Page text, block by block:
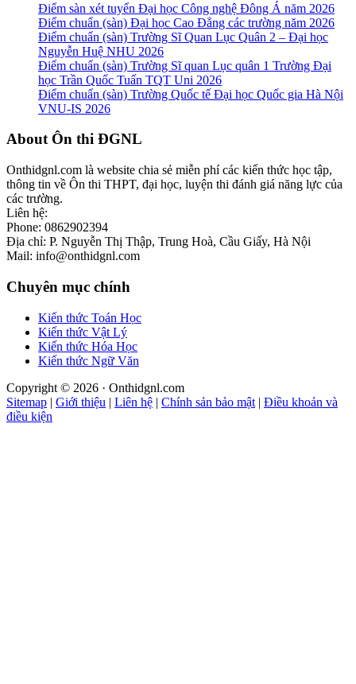
Điểm sàn xét tuyển Đại học Công nghệ Đông Á năm 2026
Điểm chuẩn (sàn) Đại học Cao Đẳng các trường năm 2026
Điểm chuẩn (sàn) Trường Sĩ Quan Lục Quân 2 – Đại học
Nguyễn Huệ NHU 2026
Điểm chuẩn (sàn) Trường Sĩ quan Lục quân 1 Trường Đại
học Trần Quốc Tuấn TQT Uni 2026
Điểm chuẩn (sàn) Trường Quốc tế Đại học Quốc gia Hà Nội
VNU-IS 2026
Footer
About Ôn thi ĐGNL
Onthidgnl.com là website chia sẻ miễn phí các kiến thức học tập,
thông tin về Ôn thi THPT, đại học, luyện thi đánh giá năng lực của
các trường.
Liên hệ:
Phone: 0862902394
Địa chỉ: P. Nguyễn Thị Thập, Trung Hoà, Cầu Giấy, Hà Nội
Mail: info@onthidgnl.com
Chuyên mục chính
Kiến thức Toán Học
Kiến thức Vật Lý
Kiến thức Hóa Học
Kiến thức Ngữ Văn
Copyright © 2026 · Onthidgnl.com
Sitemap | Giới thiệu | Liên hệ | Chính sản bảo mật | Điều khoản và
điều kiện